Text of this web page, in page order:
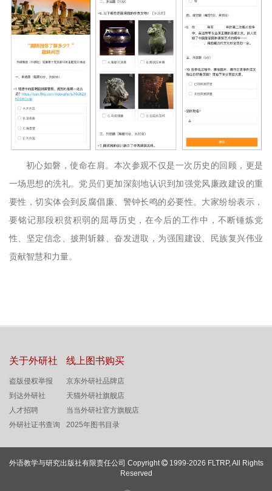
初心如磐，使命在肩。本次参观不仅是一次历史的回顾，更是
一场思想的洗礼。党员们更加深刻地认识到加强党风廉政建设的重
要性，切实体会到反腐倡廉、警钟长鸣的必要性。大家纷纷表示，
要铭记那段积贫积弱的屈辱历史，在今后的工作中，不断锤炼党
性、坚定信念、披荆斩棘、奋发进取，为强国建设、民族复兴伟业
贡献智慧和力量。
关于外研社
盗版侵权举报
到达外研社
人才招聘
外研社证书查询
线上图书购买
京东外研社品牌店
天猫外研社旗舰店
当当外研社官方旗舰店
2025年图书目录
外语教学与研究出版社有限责任公司 Copyright
1999-2026 FLTRP, All Rights
Reserved